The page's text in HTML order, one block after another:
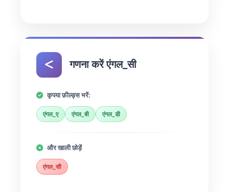
गणना करें एंगल_सी
कृपया फ़ील्ड्स भरें:
एंगल_ए एंगल_बी एंगल_डी
और खाली छोड़ें
एंगल_सी